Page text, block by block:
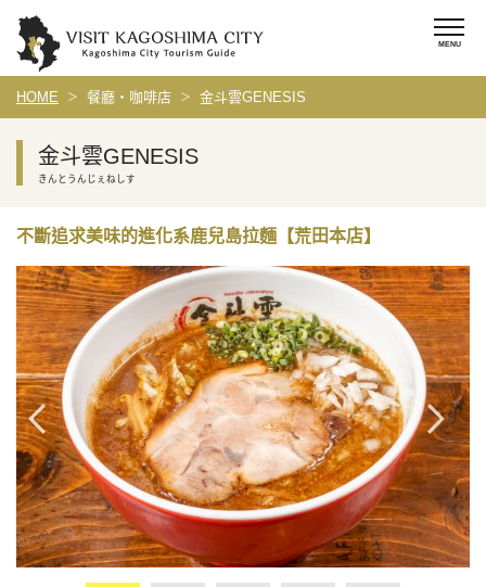
HOME 餐廳・咖啡店 金斗雲GENESIS
金斗雲GENESIS
きんとうんじぇねしす
不斷追求美味的進化系鹿兒島拉麵【荒田本店】